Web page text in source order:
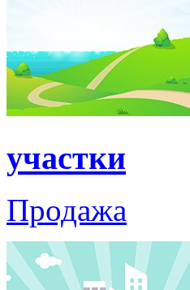
участки
Продажа